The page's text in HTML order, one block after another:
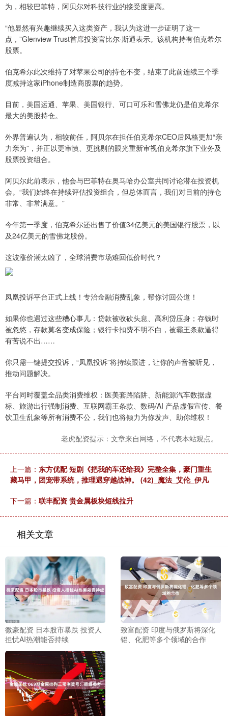
为，相较巴菲特，阿贝尔对科技行业的接受度更高。
“他显然有兴趣继续买入这类资产，我认为这进一步证明了这一
点，”Glenview Trust首席投资官比尔·斯通表示。该机构持有伯克希尔
股票。
伯克希尔此次维持了对苹果公司的持仓不变，结束了此前连续三个季
度减持这家iPhone制造商股票的趋势。
目前，美国运通、苹果、美国银行、可口可乐和雪佛龙仍是伯克希尔
最大的美股持仓。
外界普遍认为，相较前任，阿贝尔在担任伯克希尔CEO后风格更加“亲
力亲为”，并正以更审慎、更挑剔的眼光重新审视伯克希尔旗下业务及
股票投资组合。
阿贝尔此前表示，他会与巴菲特在奥马哈办公室共同讨论潜在投资机
会。“我们始终在持续评估投资组合，但总体而言，我们对目前的持仓
非常、非常满意。”
今年第一季度，伯克希尔还出售了价值34亿美元的美国银行股票，以
及24亿美元的雪佛龙股份。
这波涨价潮太凶了，全球消费市场难回低价时代？
凤凰投诉平台正式上线！专治金融消费乱象，帮你讨回公道！
如果你也遇过这些糟心事儿：贷款被收砍头息、高利贷压身；存钱时
被忽悠，存款莫名变成保险；银行卡扣费不明不白，被霸王条款逼得
有苦说不出……
你只需一键提交投诉，“凤凰投诉”将持续跟进，让你的声音被听见，
推动问题解决。
平台同时覆盖全品类消费维权：医美套路陷阱、新能源汽车数据虚
标、旅游出行强制消费、互联网霸王条款、数码/AI 产品虚假宣传、餐
饮卫生乱象等所有消费不公，我们也将倾力为你发声、助你维权！
老虎配资提示：文章来自网络，不代表本站观点。
上一篇： 东方优配 短剧《把我的车还给我》完整全集，豪门重生
藏马甲，团宠带系统，推理遇穿越战神。 (42)_魔法_艾伦_伊凡
下一篇： 联丰配资 贵金属板块短线拉升
相关文章
微豪配资 日本股市暴跌 投资人
担忧AI热潮能否持续
致富配资 印度与俄罗斯将深化
铝、化肥等多个领域的合作